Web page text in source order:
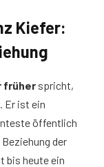
Kiefer:
früher spricht,
. Er ist ein
öffentlich
der
bis heute ein